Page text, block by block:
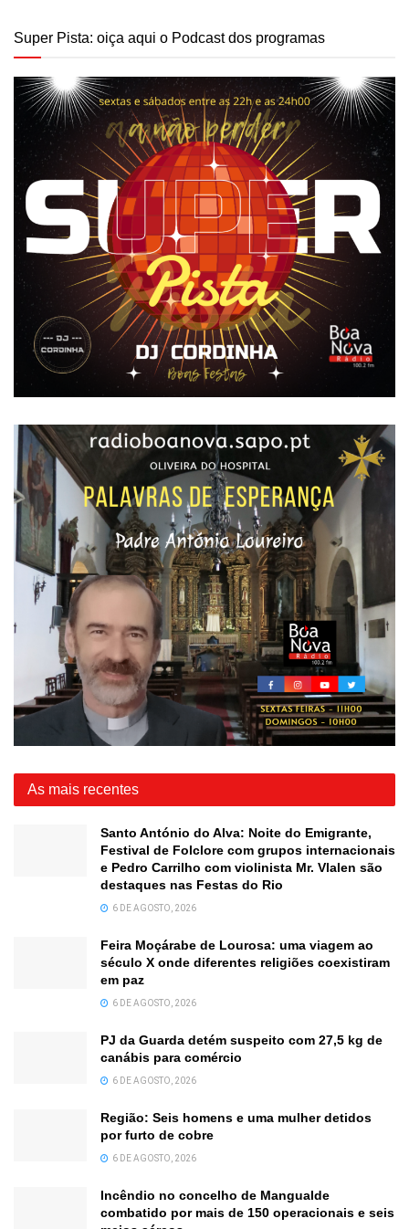
Super Pista: oiça aqui o Podcast dos programas
As mais recentes
Santo António do Alva: Noite do Emigrante,
Festival de Folclore com grupos internacionais
e Pedro Carrilho com violinista Mr. Vlalen são
destaques nas Festas do Rio
6 DE AGOSTO, 2026
Feira Moçárabe de Lourosa: uma viagem ao
século X onde diferentes religiões coexistiram
em paz
6 DE AGOSTO, 2026
PJ da Guarda detém suspeito com 27,5 kg de
canábis para comércio
6 DE AGOSTO, 2026
Região: Seis homens e uma mulher detidos
por furto de cobre
6 DE AGOSTO, 2026
Incêndio no concelho de Mangualde
combatido por mais de 150 operacionais e seis